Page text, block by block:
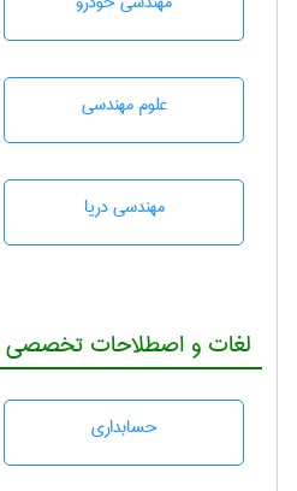
علوم مهندسی
مهندسی دریا
لغات و اصطلاحات تخصصی
حسابداری